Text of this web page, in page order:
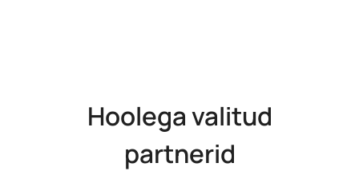
Hoolega valitud
partnerid